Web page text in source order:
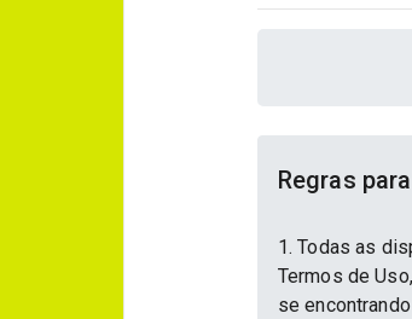
Regras
1. Todas as
Termos de
se